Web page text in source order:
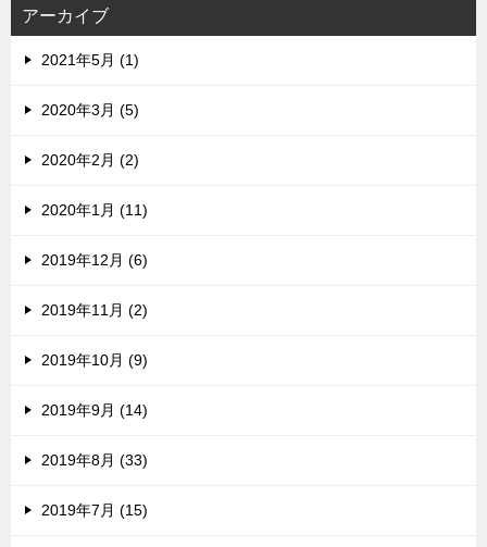
ス
アーカイブ
2021年5月 (1)
2020年3月 (5)
2020年2月 (2)
2020年1月 (11)
2019年12月 (6)
2019年11月 (2)
2019年10月 (9)
2019年9月 (14)
2019年8月 (33)
2019年7月 (15)